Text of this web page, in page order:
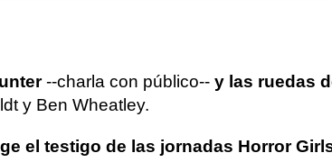
--charla con público-- y las ruedas
y Ben Wheatley.
el testigo de las jornadas Horror